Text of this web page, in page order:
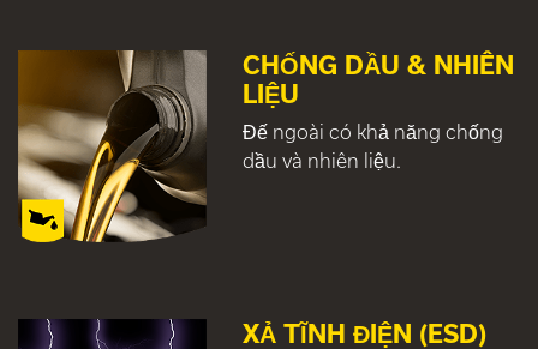
CHỐNG DẦU & NHIÊN
LIỆU
Đế ngoài có khả năng chống
dầu và nhiên liệu.
XẢ TĨNH ĐIỆN (ESD)